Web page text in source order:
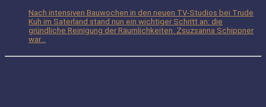
Nach intensiven Bauwochen in den neuen TV-Studios bei Trude
Kuh im Saterland stand nun ein wichtiger Schritt an: die
gründliche Reinigung der Räumlichkeiten. Zsuzsanna Schippner
war...